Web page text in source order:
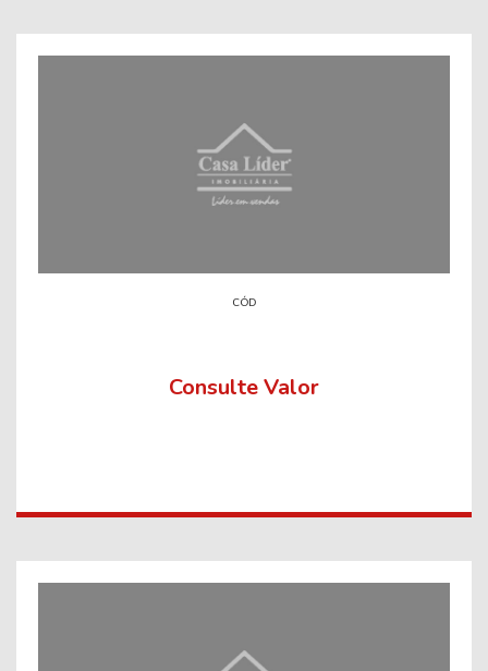
CÓD
Consulte Valor